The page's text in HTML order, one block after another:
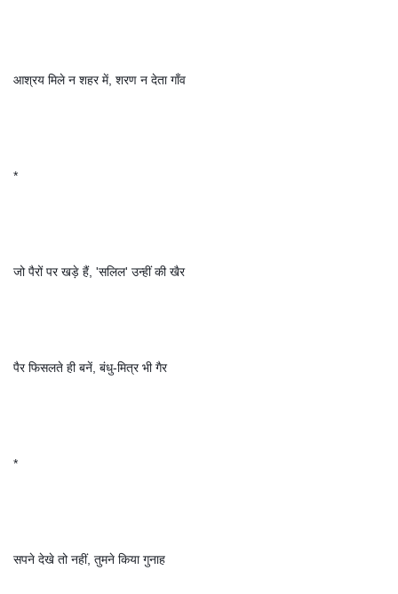
आश्रय मिले न शहर में, शरण न देता गाँव
*
जो पैरों पर खड़े हैं, 'सलिल' उन्हीं की खैर
पैर फिसलते ही बनें, बंधु-मित्र भी गैर
*
सपने देखे तो नहीं, तुमने किया गुनाह